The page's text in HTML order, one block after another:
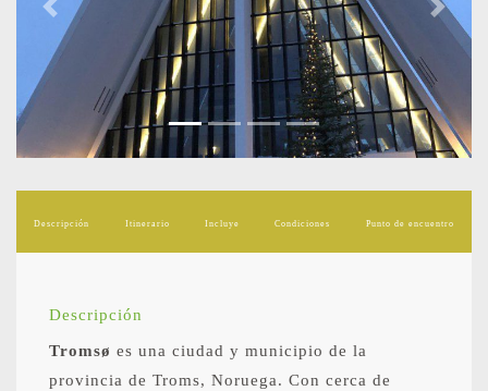
Previous Next
Descripción Itinerario Incluye Condiciones Punto de encuentro
Descripción
Tromsø es una ciudad y municipio de la
provincia de Troms, Noruega. Con cerca de